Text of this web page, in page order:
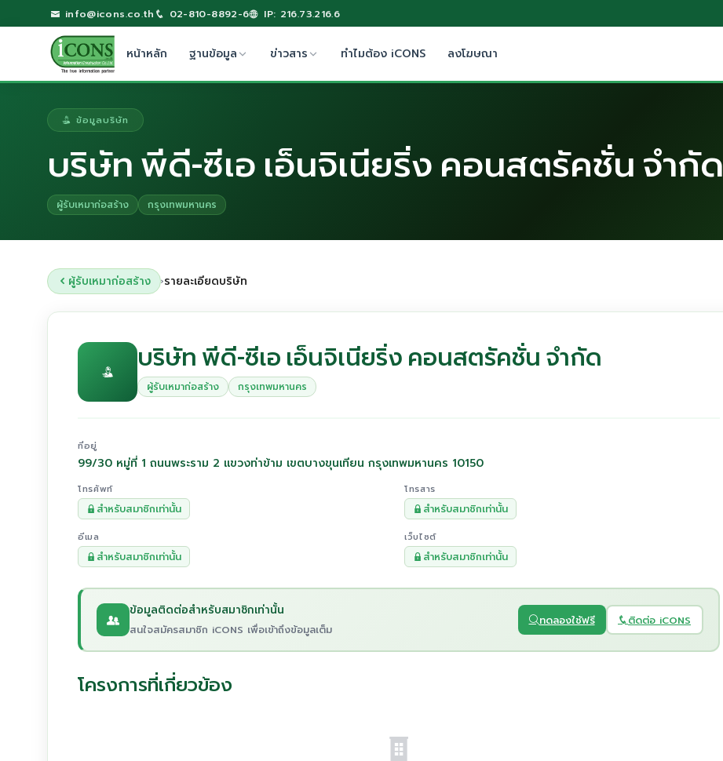
info@icons.co.th 02-810-8892-6 IP: 216.73.216.6
หน้าหลัก ฐานข้อมูล ข่าวสาร ทำไมต้อง iCONS ลงโฆษณา
ข้อมูลบริษัท
บริษัท พีดี-ซีเอ เอ็นจิเนียริ่ง คอนสตรัคชั่น จำกัด
ผู้รับเหมาก่อสร้าง กรุงเทพมหานคร
ผู้รับเหมาก่อสร้าง ›รายละเอียดบริษัท
บริษัท พีดี-ซีเอ เอ็นจิเนียริ่ง คอนสตรัคชั่น จำกัด
ผู้รับเหมาก่อสร้าง กรุงเทพมหานคร
ที่อยู่
99/30 หมู่ที่ 1 ถนนพระราม 2 แขวงท่าข้าม เขตบางขุนเทียน กรุงเทพมหานคร 10150
โทรศัพท์
สำหรับสมาชิกเท่านั้น
โทรสาร
สำหรับสมาชิกเท่านั้น
อีเมล
สำหรับสมาชิกเท่านั้น
เว็บไซต์
สำหรับสมาชิกเท่านั้น
ข้อมูลติดต่อสำหรับสมาชิกเท่านั้น
สนใจสมัครสมาชิก iCONS เพื่อเข้าถึงข้อมูลเต็ม
ทดลองใช้ฟรี ติดต่อ iCONS
โครงการที่เกี่ยวข้อง